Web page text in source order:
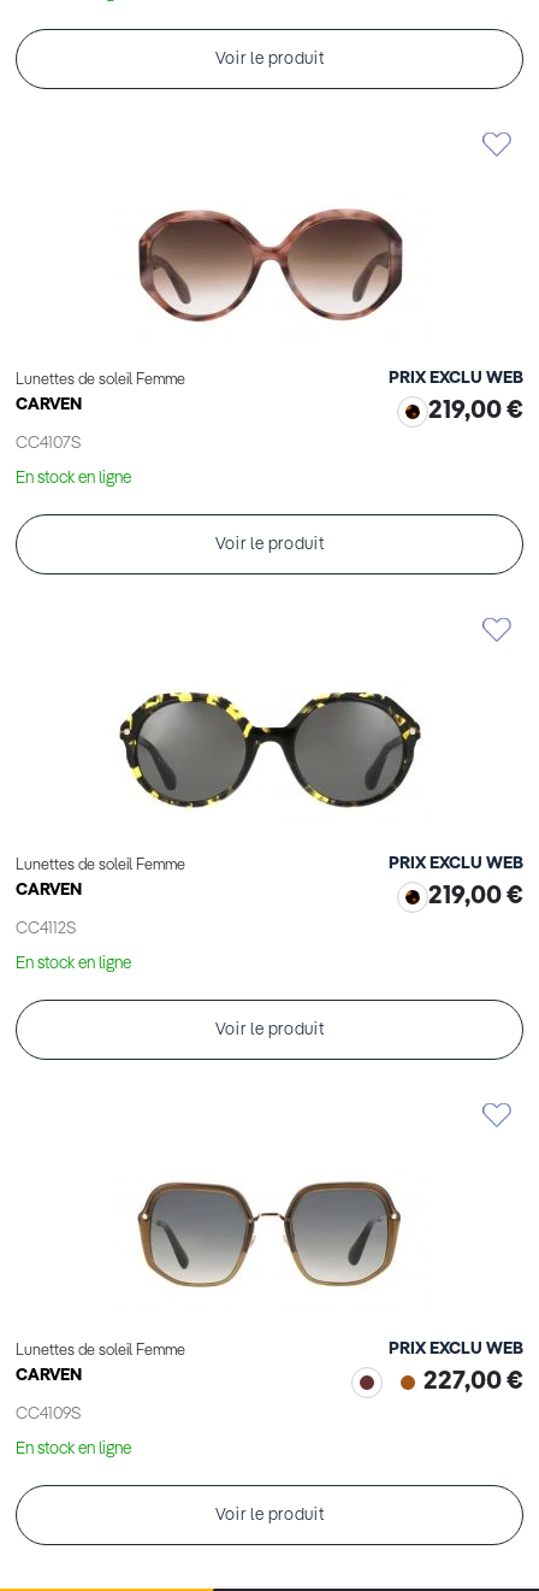
Voir le produit
Lunettes de soleil Femme
CARVEN
CC4107S
PRIX EXCLU WEB
219,00 €
En stock en ligne
Voir le produit
Lunettes de soleil Femme
CARVEN
CC4112S
PRIX EXCLU WEB
219,00 €
En stock en ligne
Voir le produit
Lunettes de soleil Femme
CARVEN
CC4109S
PRIX EXCLU WEB
227,00 €
En stock en ligne
Voir le produit